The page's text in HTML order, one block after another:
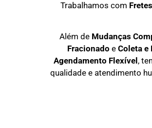
Trabalhamos com F
Além de Mudanças
Fracionado e Coleta e
Agendamento Flexível ,
qualidade e atendimento